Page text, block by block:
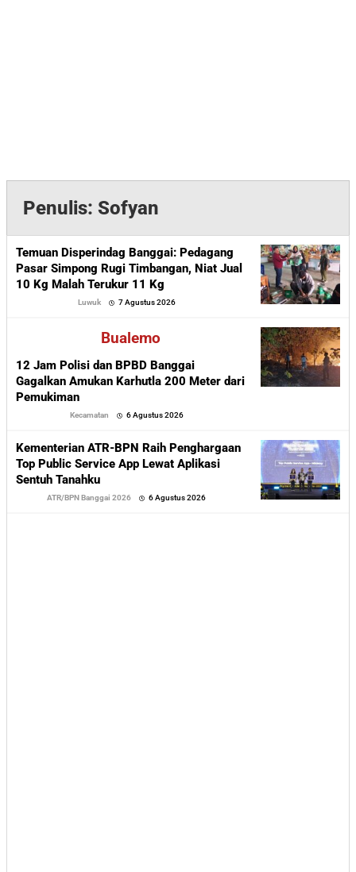
Penulis: Sofyan
Temuan Disperindag Banggai: Pedagang
Pasar Simpong Rugi Timbangan, Niat Jual
10 Kg Malah Terukur 11 Kg
Luwuk 7 Agustus 2026
Bualemo
12 Jam Polisi dan BPBD Banggai
Gagalkan Amukan Karhutla 200 Meter dari
Pemukiman
Kecamatan 6 Agustus 2026
Kementerian ATR-BPN Raih Penghargaan
Top Public Service App Lewat Aplikasi
Sentuh Tanahku
ATR/BPN Banggai 2026 6 Agustus 2026